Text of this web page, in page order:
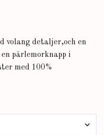
volang detaljer,och en
pärlemorknapp i
med 100%